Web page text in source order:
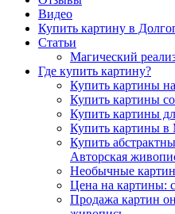
Видео
Купить картину в
Статьи
Магический
Где купить картину?
Купить картины
Купить картины
Купить картины
Купить картины в
Купить
Авторская
Необычные
Цена на картины:
Продажа картин